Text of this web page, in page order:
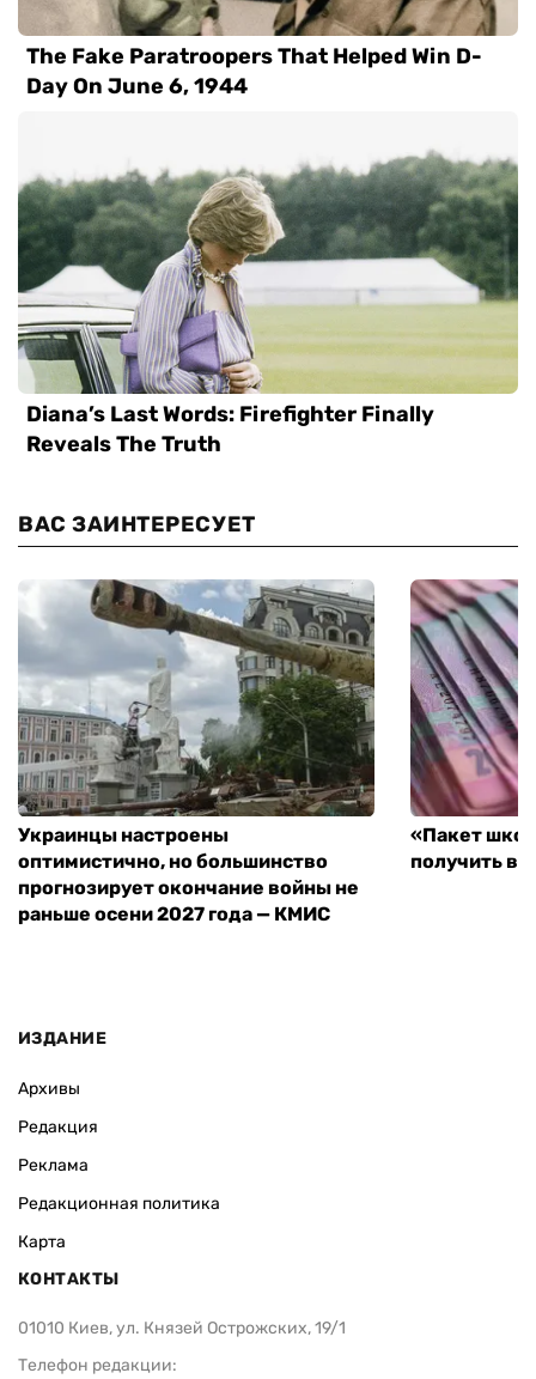
ВАС ЗАИНТЕРЕСУЕТ
Украинцы настроены
оптимистично, но большинство
прогнозирует окончание войны не
раньше осени 2027 года — КМИС
«Пакет
получить
ИЗДАНИЕ
Архивы
Редакция
Реклама
Редакционная политика
Карта
КОНТАКТЫ
01010 Киев, ул. Князей Острожских, 19/1
Телефон редакции: